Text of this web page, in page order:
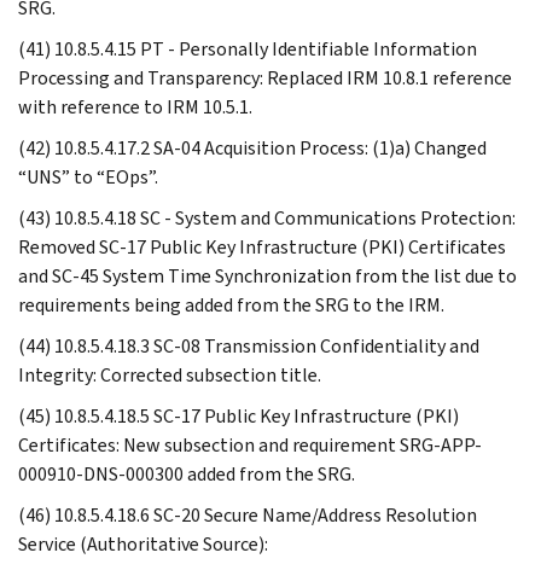
SRG.
(41) 10.8.5.4.15 PT - Personally Identifiable Information
Processing and Transparency: Replaced IRM 10.8.1 reference
with reference to IRM 10.5.1.
(42) 10.8.5.4.17.2 SA-04 Acquisition Process: (1)a) Changed
“UNS” to “EOps”.
(43) 10.8.5.4.18 SC - System and Communications Protection:
Removed SC-17 Public Key Infrastructure (PKI) Certificates
and SC-45 System Time Synchronization from the list due to
requirements being added from the SRG to the IRM.
(44) 10.8.5.4.18.3 SC-08 Transmission Confidentiality and
Integrity: Corrected subsection title.
(45) 10.8.5.4.18.5 SC-17 Public Key Infrastructure (PKI)
Certificates: New subsection and requirement SRG-APP-
000910-DNS-000300 added from the SRG.
(46) 10.8.5.4.18.6 SC-20 Secure Name/Address Resolution
Service (Authoritative Source):